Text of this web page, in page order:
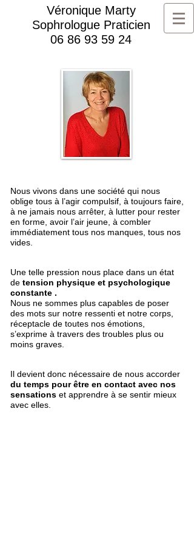
Véronique Marty
Sophrologue Praticien
06 86 93 59 24
Nous vivons dans une société qui nous
oblige tous à l’agir compulsif, à toujours faire,
à ne jamais nous arrêter, à lutter pour rester
en forme, avoir l’air jeune, à combler
immédiatement tous nos manques, tous nos
vides.
Une telle pression nous place dans un état
de tension physique et psychologique
constante .
Nous ne sommes plus capables de poser
des mots sur notre ressenti et notre corps,
réceptacle de toutes nos émotions,
s’exprime à travers des troubles plus ou
moins graves.
Il devient donc nécessaire de nous accorder
du temps pour être en contact avec nos
sensations et apprendre à se sentir mieux
avec elles.